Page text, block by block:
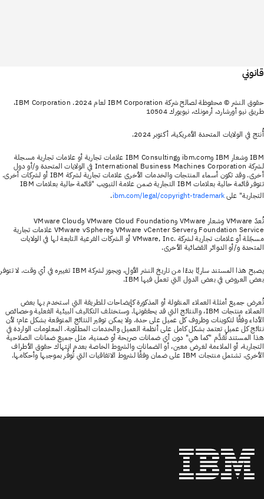
قانوني
حقوق النشر © محفوظة لصالح شركة IBM Corporation لعام 2024. IBM Corporation،
طريق نيو أورشارد، أرمونك، نيويورك 10504
أُنتج في الولايات المتحدة الأمريكية، أكتوبر 2024.
IBM وشعار IBM وibm.com وIBM Consulting علامات تجارية أو علامات تجارية مسجلة
لشركة International Business Machines Corporation في الولايات المتحدة و/أو دول
أخرى. وقد تكون أسماء المنتجات والخدمات الأخرى علامات تجارية لشركة IBM أو لشركات أخرى.
تتوفر قائمة حالية بعلامات IBM التجارية ضمن علامة التبويب "قائمة حالية بعلامات IBM
التجارية" علىibm.com/legal/copyright-trademark
.
تُعدّ VMware وشعار VMware وVMware Cloud Foundation وVMware Cloud
Foundation Service وVMware vCenter Server وVMware vSphere علامات تجارية
مسجّلة أو علامات تجارية لشركة VMware, Inc.‎ أو الشركات الفرعية التابعة لها في الولايات
المتحدة و/أو الدوائر القضائية الأخرى.
يصبح هذا المستند ساريًا بدءًا من تاريخ النشر الأول، ويجوز لشركة IBM تغييره في أي وقت. لا تتوفر
بعض العروض في بعض الدول التي تعمل فيها IBM.
تُعرض جميع أمثلة العملاء المنقولة أو المذكورة كإيضاحات للطريقة التي استخدم بها بعض
العملاء منتجات IBM، والنتائج التي قد يحققونها. وستختلف التكاليف البيئية الفعلية وخصائص
الأداء وفقًا لتكوينات وظروف كل عميل على حدة. ولا يمكن توفير النتائج المتوقعة بشكل عام؛ لأن
نتائج كل عميل تعتمد بشكل كامل على أنظمة العميل والخدمات المطلوبة. المعلومات الواردة في
هذا المستند تُقدَّم "كما هي" دون أي ضمانات صريحة أو ضمنية، مثل جميع ضمانات الصلاحية
التجارية، أو الملاءمة لغرض معين، أو الضمانات والشروط الخاصة بعدم انتهاك حقوق الأطراف
الأخرى. تشتمل منتجات IBM على ضمان وفقًا لشروط الاتفاقيات التي تُوفَّر بموجبها وأحكامها.